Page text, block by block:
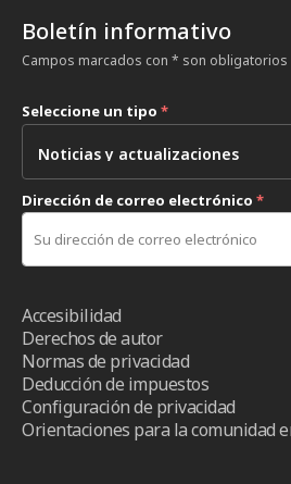
Boletín informativo
Campos marcados con * son obligatorios
Seleccione un tipo *
Dirección de correo electrónico *
Accesibilidad
Derechos de autor
Normas de privacidad
Deducción de impuestos
Configuración de privacidad
Orientaciones para la comunidad